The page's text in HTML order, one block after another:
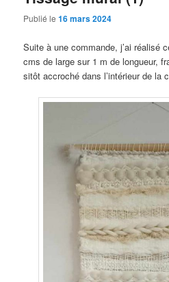
Publié le16 mars 2024
Suite à une commande, j’ai réalisé
cms de large sur 1 m de longueur,
sitôt accroché dans l’intérieur de la